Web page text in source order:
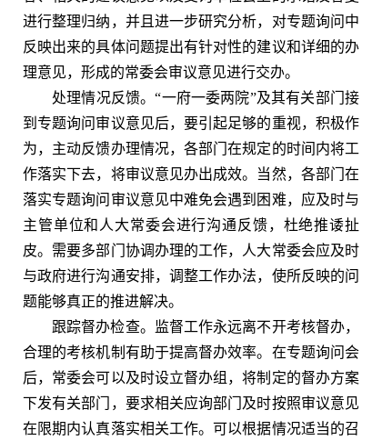
进行整理归纳，并且进一步研究分析，对专题询问中
反映出来的具体问题提出有针对性的建议和详细的办
理意见，形成的常委会审议意见进行交办。
处理情况反馈。“一府一委两院”及其有关部门接
到专题询问审议意见后，要引起足够的重视，积极作
为，主动反馈办理情况，各部门在规定的时间内将工
作落实下去，将审议意见办出成效。当然，各部门在
落实专题询问审议意见中难免会遇到困难，应及时与
主管单位和人大常委会进行沟通反馈，杜绝推诿扯
皮。需要多部门协调办理的工作，人大常委会应及时
与政府进行沟通安排，调整工作办法，使所反映的问
题能够真正的推进解决。
跟踪督办检查。监督工作永远离不开考核督办，
合理的考核机制有助于提高督办效率。在专题询问会
后，常委会可以及时设立督办组，将制定的督办方案
下发有关部门，要求相关应询部门及时按照审议意见
在限期内认真落实相关工作。可以根据情况适当的召